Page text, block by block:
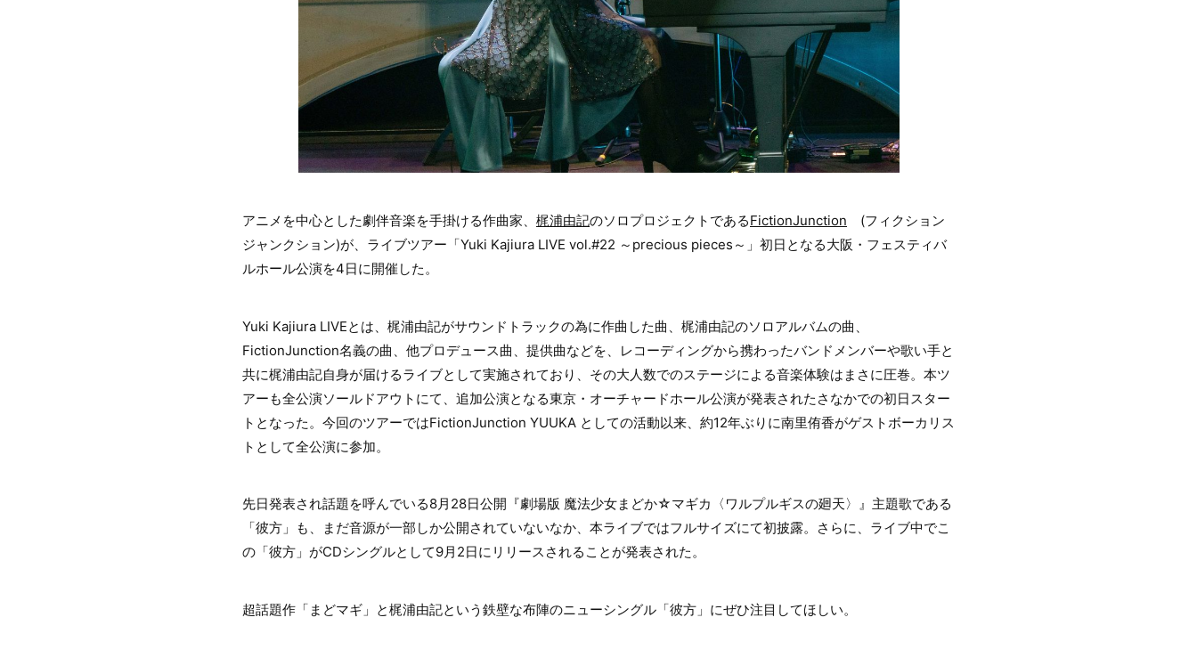
アニメを中⼼とした劇伴⾳楽を⼿掛ける作曲家、 梶浦由記のソロプロジェクトであるFictionJunction (フィクション
ジャンクション)が、ライブツアー「Yuki Kajiura LIVE vol.#22 ～precious pieces～」初日となる大阪・フェスティバ
ルホール公演を4日に開催した。
Yuki Kajiura LIVEとは、梶浦由記がサウンドトラックの為に作曲した曲、梶浦由記のソロアルバムの曲、
FictionJunction名義の曲、他プロデュース曲、提供曲などを、レコーディングから携わったバンドメンバーや歌い手と
共に梶浦由記自身が届けるライブとして実施されており、その大人数でのステージによる音楽体験はまさに圧巻。本ツ
アーも全公演ソールドアウトにて、追加公演となる東京・オーチャードホール公演が発表されたさなかでの初日スター
トとなった。今回のツアーではFictionJunction YUUKA としての活動以来、約12年ぶりに南里侑香がゲストボーカリス
トとして全公演に参加。
先日発表され話題を呼んでいる8月28日公開『劇場版 魔法少女まどか☆マギカ〈ワルプルギスの廻天〉』主題歌である
「彼方」も、まだ音源が一部しか公開されていないなか、本ライブではフルサイズにて初披露。さらに、ライブ中でこ
の「彼方」がCDシングルとして9月2日にリリースされることが発表された。
超話題作「まどマギ」と梶浦由記という鉄壁な布陣のニューシングル「彼方」にぜひ注目してほしい。